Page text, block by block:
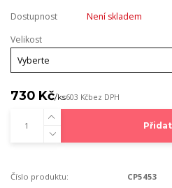
Dostupnost
Není skladem
Velikost
730 Kč/ks603 Kčbez DPH
Číslo produktu: CP5453